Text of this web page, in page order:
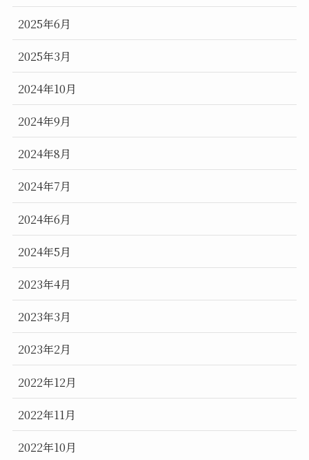
2025年6月
2025年3月
2024年10月
2024年9月
2024年8月
2024年7月
2024年6月
2024年5月
2023年4月
2023年3月
2023年2月
2022年12月
2022年11月
2022年10月